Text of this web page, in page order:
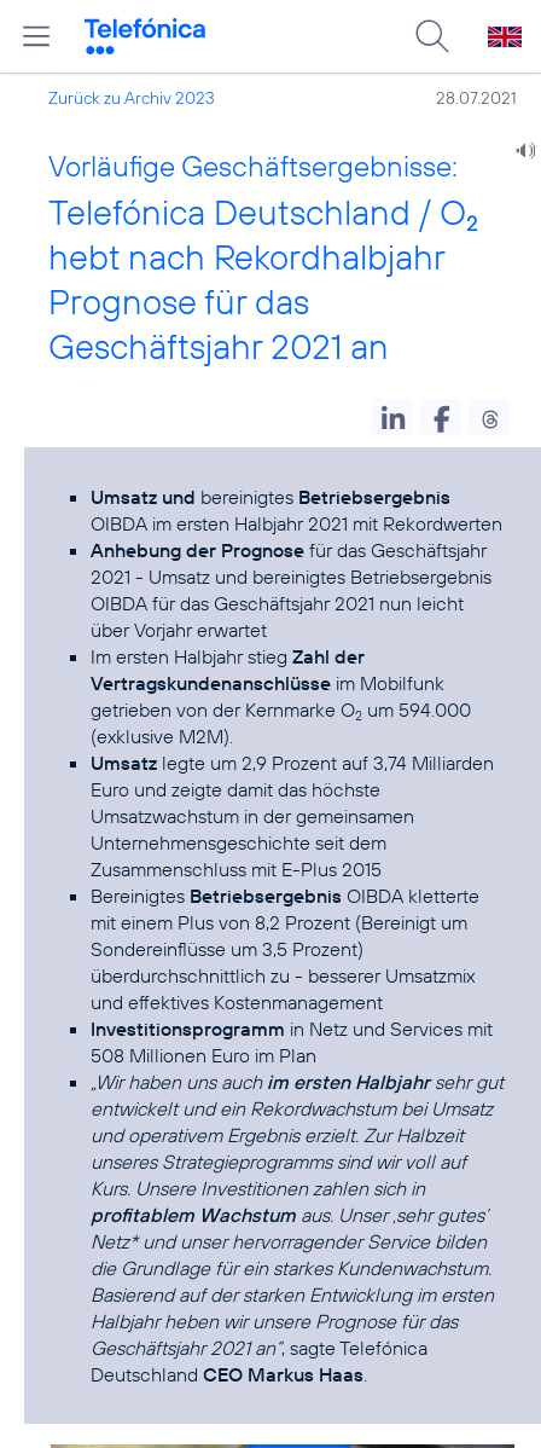
Zurück zu Archiv 2023 28.07.2021
Vorläufige Geschäftsergebnisse:
Telefónica Deutschland / O2
hebt nach Rekordhalbjahr
Prognose für das
Geschäftsjahr 2021 an
Umsatz und bereinigtes Betriebsergebnis
OIBDA im ersten Halbjahr 2021 mit Rekordwerten
Anhebung der Prognose für das Geschäftsjahr
2021 - Umsatz und bereinigtes Betriebsergebnis
OIBDA für das Geschäftsjahr 2021 nun leicht
über Vorjahr erwartet
Im ersten Halbjahr stieg Zahl der
Vertragskundenanschlüsse im Mobilfunk
getrieben von der Kernmarke O2 um 594.000
(exklusive M2M).
Umsatz legte um 2,9 Prozent auf 3,74 Milliarden
Euro und zeigte damit das höchste
Umsatzwachstum in der gemeinsamen
Unternehmensgeschichte seit dem
Zusammenschluss mit E-Plus 2015
Bereinigtes Betriebsergebnis OIBDA kletterte
mit einem Plus von 8,2 Prozent (Bereinigt um
Sondereinflüsse um 3,5 Prozent)
überdurchschnittlich zu - besserer Umsatzmix
und effektives Kostenmanagement
Investitionsprogramm in Netz und Services mit
508 Millionen Euro im Plan
„Wir haben uns auch im ersten Halbjahrsehr gut
entwickelt und ein Rekordwachstum bei Umsatz
und operativem Ergebnis erzielt. Zur Halbzeit
unseres Strategieprogramms sind wir voll auf
Kurs. Unsere Investitionen zahlen sich in
profitablem Wachstum aus. Unser ‚sehr gutes‘
Netz* und unser hervorragender Service bilden
die Grundlage für ein starkes Kundenwachstum.
Basierend auf der starken Entwicklung im ersten
Halbjahr heben wir unsere Prognose für das
Geschäftsjahr 2021 an“, sagte Telefónica
Deutschland CEO Markus Haas.